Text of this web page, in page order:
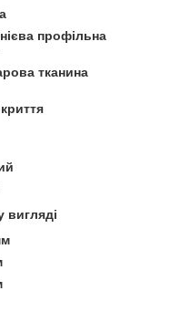
профільна
тканина
вигляді